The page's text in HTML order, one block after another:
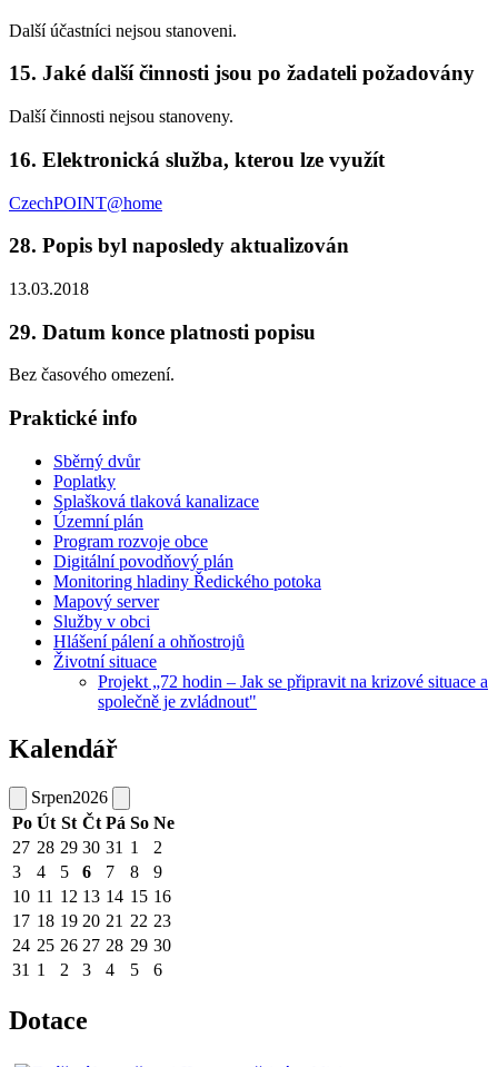
Další účastníci nejsou stanoveni.
15. Jaké další činnosti jsou po žadateli požadovány
Další činnosti nejsou stanoveny.
16. Elektronická služba, kterou lze využít
CzechPOINT@home
28. Popis byl naposledy aktualizován
13.03.2018
29. Datum konce platnosti popisu
Bez časového omezení.
Praktické info
Sběrný dvůr
Poplatky
Splašková tlaková kanalizace
Územní plán
Program rozvoje obce
Digitální povodňový plán
Monitoring hladiny Ředického potoka
Mapový server
Služby v obci
Hlášení pálení a ohňostrojů
Životní situace
Projekt „72 hodin – Jak se připravit na krizové situace a
společně je zvládnout"
Kalendář
Srpen2026
Po Út St Čt Pá So Ne
27 28 29 30 31 1
2
3
4 5 6 7 8
9
10 11 12 13 14 15 16
17 18 19 20 21 22 23
24 25 26 27 28 29 30
31 1 2 3 4 5 6
Dotace